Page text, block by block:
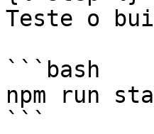
Teste o
```bash
npm run
```